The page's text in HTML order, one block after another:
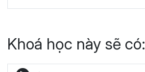
Khoá học này sẽ có: